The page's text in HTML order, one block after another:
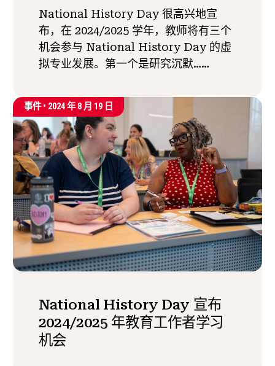
National History Day 很高兴地宣
布，在 2024/2025 学年，教师将有三个
机会参与 National History Day 的虚
拟专业发展。第一个是研究沉默……
事件 • 2024 年 8 月 19 日
National History Day 宣布
2024/2025 年教育工作者学习
机会